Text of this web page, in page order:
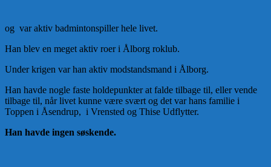
og var aktiv badmintonspiller hele livet.
Han blev en meget aktiv roer i Ålborg roklub.
Under krigen var han aktiv modstandsmand i Ålborg.
Han havde nogle faste holdepunkter at falde tilbage til, eller vende
tilbage til, når livet kunne være svært og det var hans familie i
Toppen i Åsendrup, i Vrensted og Thise Udflytter.
Han havde ingen søskende.